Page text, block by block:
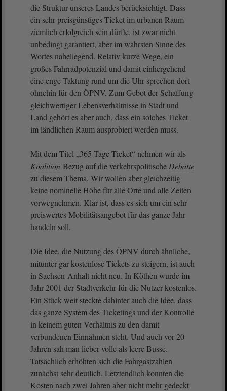
die Struktur unseres Landes berücksichtigt. Dass
ein sehr preisgünstiges Ticket im urbanen Raum
ziemlich erfolgreich sein dürfte, ist zwar nicht
unbedingt garantiert, aber im wahrsten Sinne des
Wortes naheliegend. Relativ kurze Wege, ein
großes Fahrradpotenzial und damit einhergehend
eine enge Taktung rund um die Uhr sprechen dort
ohnehin für den ÖPNV. Zum Gebot der Schaffung
gleichwertiger Lebensverhältnisse in Stadt und
Land gehört es aber auch, dass ein solches Ticket
im ländlichen Raum ausprobiert werden muss.
Mit dem Titel „365-Tage-Ticket“ nehmen wir als
Koalition Bezug auf die verkehrspolitische Debatte
zu diesem Thema. Wir wollen aber gleichzeitig
keine nominelle Höhe für alle Orte und alle Zeiten
vorwegnehmen. Klar ist, dass es sich um ein sehr
preiswertes Mobilitätsangebot für das ganze Jahr
handeln soll.
Die Idee, die Nutzung des ÖPNV durch ähnliche,
mitunter gar kostenlose Tickets zu steigern, ist auch
in Sachsen-Anhalt nicht neu. In Köthen wurde im
Jahr 2001 der Stadtverkehr für die Nutzer kostenlos.
Ein Stück weit steckte dahinter auch die Idee, dass
das ganze System des Ticketings und der Kontrolle
in keinem guten Verhältnis zu den damit
verbundenen Einnahmen steht. Und auch vor 20
Jahren sah man lieber volle als leere Busse.
Tatsächlich erhöhten sich die Fahrgastzahlen
zunächst sehr deutlich. Letztendlich konnten die
Kosten nach zwei Jahren aber nicht mehr gedeckt